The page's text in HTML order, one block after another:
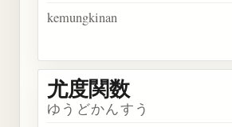
kemungkinan
尤度関数
ゆうどかんすう